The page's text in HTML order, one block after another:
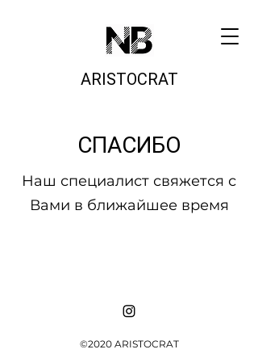
ARISTOCRAT
СПАСИБО
Наш специалист свяжется с
Вами в ближайшее время
©2020 ARISTOCRAT